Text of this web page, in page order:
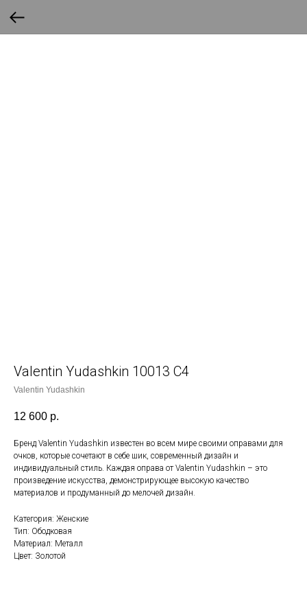
Valentin Yudashkin 10013 С4
Valentin Yudashkin
12 600 р.
Бренд Valentin Yudashkin известен во всем мире своими оправами для
очков, которые сочетают в себе шик, современный дизайн и
индивидуальный стиль. Каждая оправа от Valentin Yudashkin – это
произведение искусства, демонстрирующее высокую качество
материалов и продуманный до мелочей дизайн.
Категория: Женские
Тип: Ободковая
Материал: Металл
Цвет: Золотой